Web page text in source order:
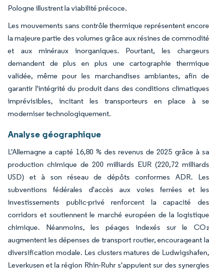
Pologne illustrent la viabilité précoce.
Les mouvements sans contrôle thermique représentent encore
la majeure partie des volumes grâce aux résines de commodité
et aux minéraux inorganiques. Pourtant, les chargeurs
demandent de plus en plus une cartographie thermique
validée, même pour les marchandises ambiantes, afin de
garantir l'intégrité du produit dans des conditions climatiques
imprévisibles, incitant les transporteurs en place à se
moderniser technologiquement.
Analyse géographique
L'Allemagne a capté 16,80 % des revenus de 2025 grâce à sa
production chimique de 200 milliards EUR (220,72 milliards
USD) et à son réseau de dépôts conformes ADR. Les
subventions fédérales d'accès aux voies ferrées et les
investissements public-privé renforcent la capacité des
corridors et soutiennent le marché européen de la logistique
chimique. Néanmoins, les péages indexés sur le CO₂
augmentent les dépenses de transport routier, encourageant la
diversification modale. Les clusters matures de Ludwigshafen,
Leverkusen et la région Rhin-Ruhr s'appuient sur des synergies